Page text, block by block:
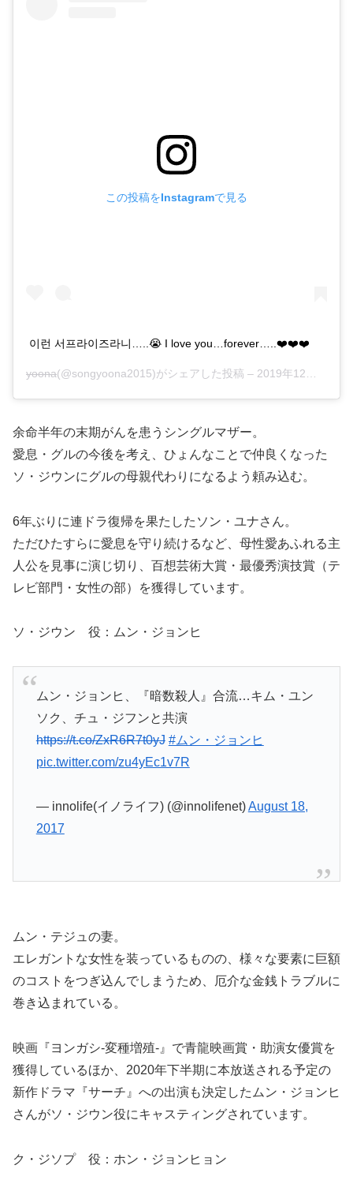
この投稿をInstagramで見る
이런 서프라이즈라니…..😭 I love you…forever…..❤️❤️❤️
yoona(@songyoona2015)がシェアした投稿 – 2019年12月月8日午前9時39分PST
余命半年の末期がんを患うシングルマザー。
愛息・グルの今後を考え、ひょんなことで仲良くなった
ソ・ジウンにグルの母親代わりになるよう頼み込む。
6年ぶりに連ドラ復帰を果たしたソン・ユナさん。
ただひたすらに愛息を守り続けるなど、母性愛あふれる主
人公を見事に演じ切り、百想芸術大賞・最優秀演技賞（テ
レビ部門・女性の部）を獲得しています。
ソ・ジウン 役：ムン・ジョンヒ
ムン・ジョンヒ、『暗数殺人』合流…キム・ユン
ソク、チュ・ジフンと共演
https://t.co/ZxR6R7t0yJ #ムン・ジョンヒ
pic.twitter.com/zu4yEc1v7R
— innolife(イノライフ) (@innolifenet)August 18,
2017
ムン・テジュの妻。
エレガントな女性を装っているものの、様々な要素に巨額
のコストをつぎ込んでしまうため、厄介な金銭トラブルに
巻き込まれている。
映画『ヨンガシ-変種増殖-』で青龍映画賞・助演女優賞を
獲得しているほか、2020年下半期に本放送される予定の
新作ドラマ『サーチ』への出演も決定したムン・ジョンヒ
さんがソ・ジウン役にキャスティングされています。
ク・ジソプ 役：ホン・ジョンヒョン